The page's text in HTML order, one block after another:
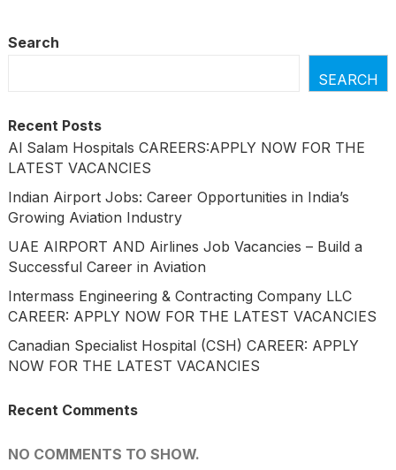
Search
SEARCH
Recent Posts
Al Salam Hospitals CAREERS:APPLY NOW FOR THE
LATEST VACANCIES
Indian Airport Jobs: Career Opportunities in India’s
Growing Aviation Industry
UAE AIRPORT AND Airlines Job Vacancies – Build a
Successful Career in Aviation
Intermass Engineering & Contracting Company LLC
CAREER: APPLY NOW FOR THE LATEST VACANCIES
Canadian Specialist Hospital (CSH) CAREER: APPLY
NOW FOR THE LATEST VACANCIES
Recent Comments
NO COMMENTS TO SHOW.